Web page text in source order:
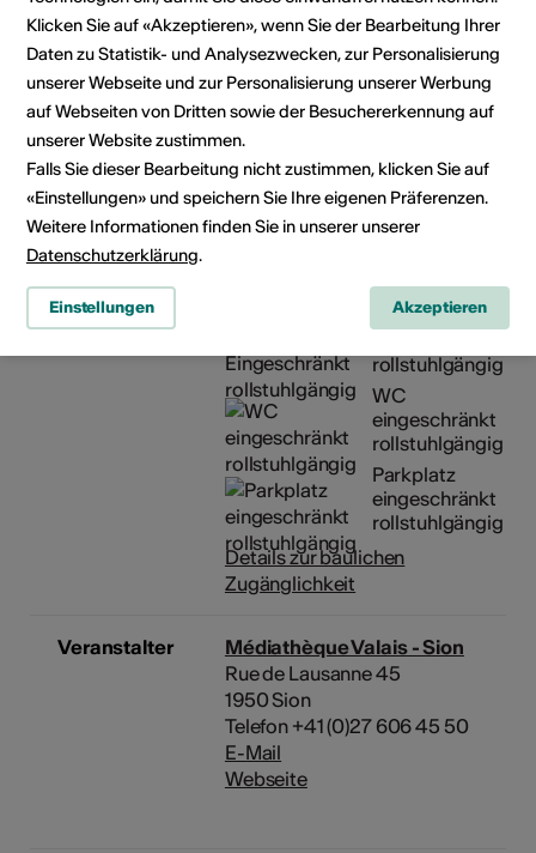
Öffnungszeiten
der
Infrastruktur
Lundi et vendredi : 08h30-
18h00
Mardi, mercredi et jeudi :
08h30-19h00
Samedi : 08h30-17h00
Fermetures annuelles :
http://www.mediatheque.ch/
49.html
Bauliche
Zugänglichkeit
Angebot in
rollstuhlgängig
WC
eingeschränkt
rollstuhlgängig
Parkplatz
eingeschränkt
rollstuhlgängig
Details zur baulichen
Zugänglichkeit
Veranstalter
Médiathèque Valais - Sion
Rue de Lausanne 45
1950 Sion
Telefon +41 (0)27 606 45 50
E-Mail
Webseite
Klicken Sie auf «Akzeptieren», wenn Sie der Bearbeitung Ihrer
Daten zu Statistik- und Analysezwecken, zur Personalisierung
unserer Webseite und zur Personalisierung unserer Werbung
auf Webseiten von Dritten sowie der Besuchererkennung auf
unserer Website zustimmen.
Falls Sie dieser Bearbeitung nicht zustimmen, klicken Sie auf
«Einstellungen» und speichern Sie Ihre eigenen Präferenzen.
Weitere Informationen finden Sie in unserer unserer
Datenschutzerklärung.
Einstellungen Akzeptieren